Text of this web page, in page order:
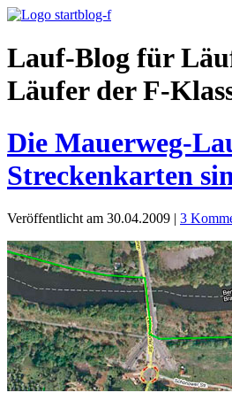
Lauf-Blog für
Läufer der F-
Die Mauerweg-
Streckenkarten
Veröffentlicht am 30.04.2009 | 3